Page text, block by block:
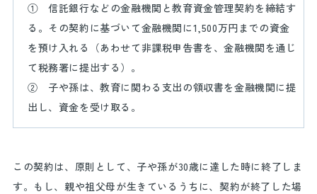
① 信託銀行などの金融機関と教育資金管理契約を締結す
る。その契約に基づいて金融機関に1,500万円までの資金
を預け入れる（あわせて非課税申告書を、金融機関を通じ
て税務署に提出する）。
② 子や孫は、教育に関わる支出の領収書を金融機関に提
出し、資金を受け取る。
この契約は、原則として、子や孫が30歳に達した時に終了しま
す。もし、親や祖父母が生きているうちに、契約が終了した場